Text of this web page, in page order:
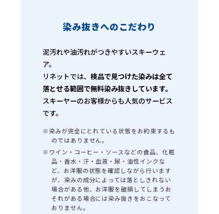
染み抜きへのこだわり
泥汚れや油汚れがつきやすいスキーウェ
ア。
リネットでは、 検品で見つけた染みは全て
落とせる範囲で無料染み抜きしています。
スキーヤーのお客様からも人気のサービス
です。
※染みが完全にとれている状態をお約束するも
のではありません。
※ワイン・コーヒー・ソースなどの食品、化粧
品・香水・汗・血液・尿・油性インクな
ど、お洋服の状態を確認しながら行います
が、染みの成分によっては落としきれない
場合がある他、お洋服を破損してしまうお
それがある場合には染み抜きをおこなって
おりません。